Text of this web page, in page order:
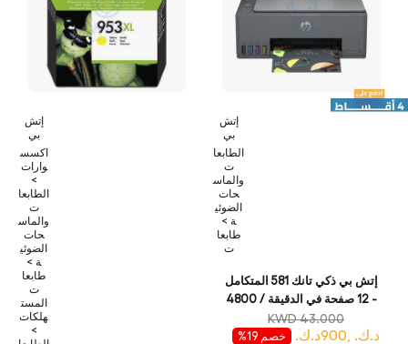
إتش
بي
الطابعا
ت
والماس
حات
الضوئي
ة >
طابعا
ت
إتش بي ذكي تانك 581 المتكامل
- 12 صفحة في الدقيقة / 4800
في البوصة / A4 / يو اس بي
KWD 43.000
د.ك. ,900د.ك. خصم 19%
إتش
بي
اكسس
وارات
>
الطابعا
ت
والماس
حات
الضوئي
ة >
طابعا
ت
المست
هلكات
>